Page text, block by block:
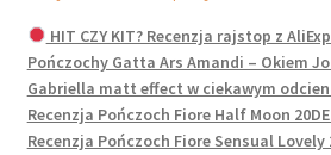
HIT CZY KIT? Recenzja rajstop z
Pończochy Gatta Ars Amandi – Okiem
Gabriella matt effect w ciekawym
Recenzja Pończoch Fiore Half Moon
Recenzja Pończoch Fiore Sensual Lovely